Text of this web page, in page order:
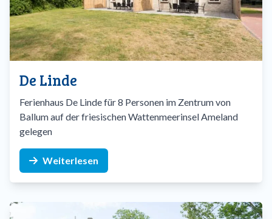
De Linde
Ferienhaus De Linde für 8 Personen im Zentrum von
Ballum auf der friesischen Wattenmeerinsel Ameland
gelegen
Weiterlesen